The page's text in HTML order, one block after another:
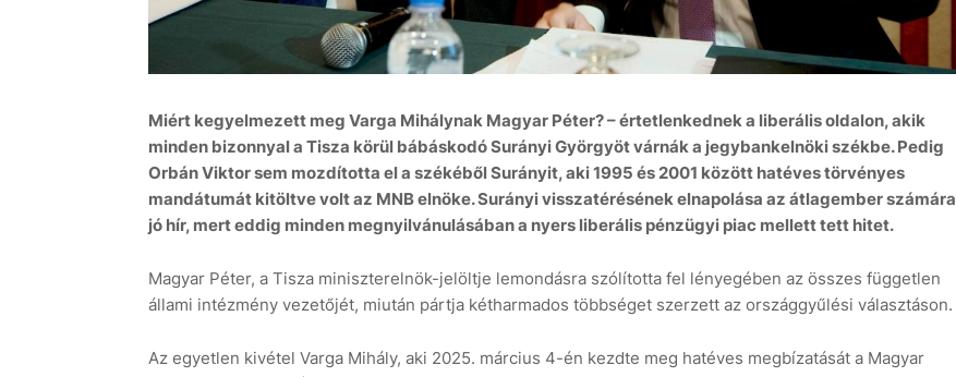
Miért kegyelmezett meg Varga Mihálynak Magyar Péter? – értetlenkednek a liberális oldalon, akik
minden bizonnyal a Tisza körül bábáskodó Surányi Györgyöt várnák a jegybankelnöki székbe. Pedig
Orbán Viktor sem mozdította el a székéből Surányit, aki 1995 és 2001 között hatéves törvényes
mandátumát kitöltve volt az MNB elnöke. Surányi visszatérésének elnapolása az átlagember számára
jó hír, mert eddig minden megnyilvánulásában a nyers liberális pénzügyi piac mellett tett hitet.
Magyar Péter, a Tisza miniszterelnök-jelöltje lemondásra szólította fel lényegében az összes független
állami intézmény vezetőjét, miután pártja kétharmados többséget szerzett az országgyűlési választáson.
Az egyetlen kivétel Varga Mihály, aki 2025. március 4-én kezdte meg hatéves megbízatását a Magyar